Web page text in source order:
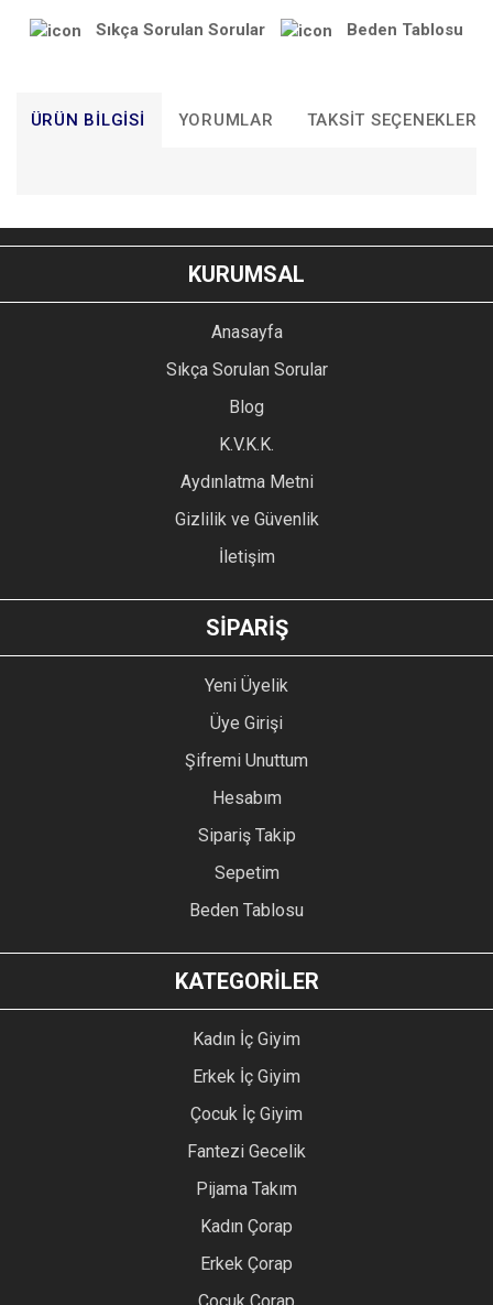
Sıkça Sorulan Sorular Beden Tablosu
ÜRÜN BILGISI YORUMLAR TAKSIT SEÇENEKLERI
YORUM YAZ
Bu ürünün fiyat bilgisi, resim, ürün açıklamalarında ve diğer
konularda yetersiz gördüğünüz noktaları öneri formunu
kullanarak tarafımıza iletebilirsiniz.
Ürün resmi kalitesiz, bozuk veya görüntülenemiyor.
Ürün açıklamasında eksik bilgiler bulunuyor.
Ürün bilgilerinde hatalar bulunuyor.
Ürün fiyatı diğer sitelerden daha pahalı.
GÖNDER
KURUMSAL
Anasayfa
Sıkça Sorulan Sorular
Blog
K.V.K.K.
Aydınlatma Metni
Gizlilik ve Güvenlik
İletişim
SİPARİŞ
Yeni Üyelik
Üye Girişi
Şifremi Unuttum
Hesabım
Sipariş Takip
Sepetim
Beden Tablosu
KATEGORİLER
Kadın İç Giyim
Erkek İç Giyim
Çocuk İç Giyim
Fantezi Gecelik
Pijama Takım
Kadın Çorap
Erkek Çorap